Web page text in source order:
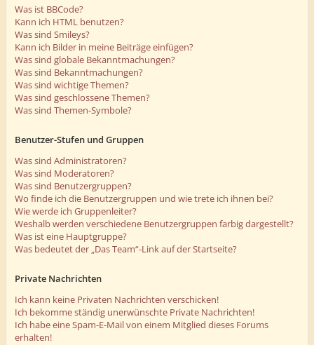
Was ist BBCode?
Kann ich HTML benutzen?
Was sind Smileys?
Kann ich Bilder in meine Beiträge einfügen?
Was sind globale Bekanntmachungen?
Was sind Bekanntmachungen?
Was sind wichtige Themen?
Was sind geschlossene Themen?
Was sind Themen-Symbole?
Benutzer-Stufen und Gruppen
Was sind Administratoren?
Was sind Moderatoren?
Was sind Benutzergruppen?
Wo finde ich die Benutzergruppen und wie trete ich ihnen bei?
Wie werde ich Gruppenleiter?
Weshalb werden verschiedene Benutzergruppen farbig dargestellt?
Was ist eine Hauptgruppe?
Was bedeutet der „Das Team“-Link auf der Startseite?
Private Nachrichten
Ich kann keine Privaten Nachrichten verschicken!
Ich bekomme ständig unerwünschte Private Nachrichten!
Ich habe eine Spam-E-Mail von einem Mitglied dieses Forums
erhalten!